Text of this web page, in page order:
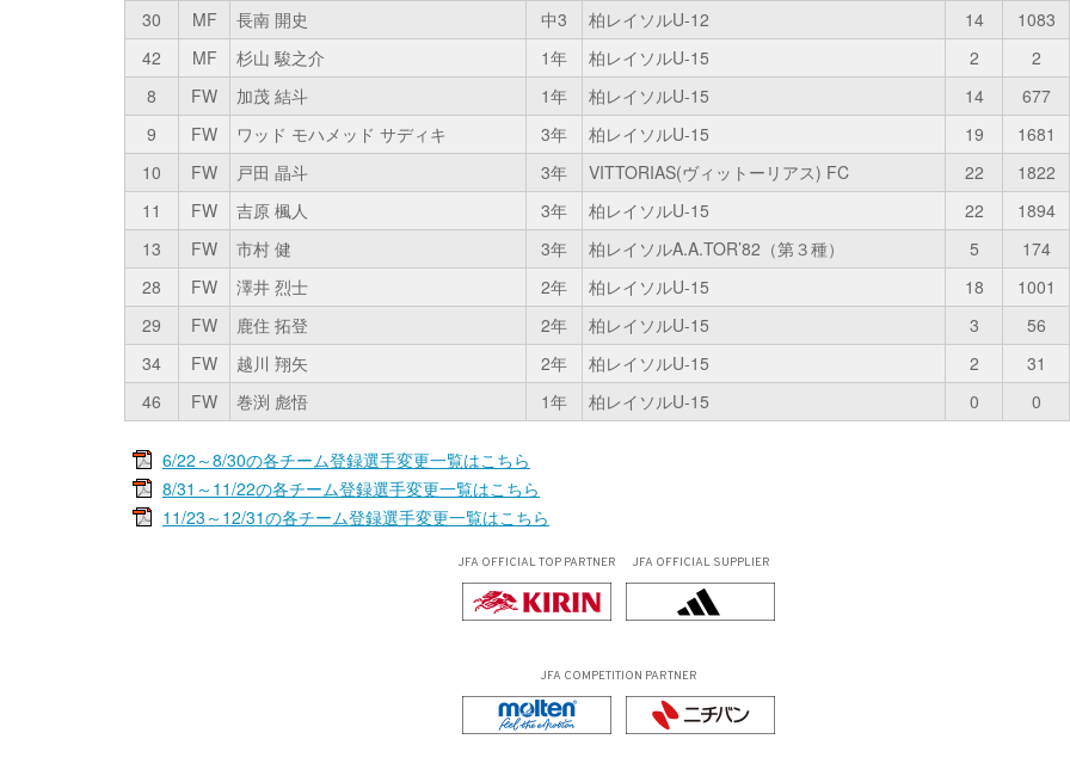
30
MF 長南 開史 中3 柏レイソルU-12 14 1083
42
MF 杉山 駿之介 1年 柏レイソルU-15 2 2
8
FW 加茂 結斗 1年 柏レイソルU-15 14 677
9
FW ワッド モハメッド サディキ 3年 柏レイソルU-15 19 1681
10
FW 戸田 晶斗 3年 VITTORIAS(ヴィットーリアス) FC 22 1822
11
FW 吉原 楓人 3年 柏レイソルU-15 22 1894
13
FW 市村 健 3年 柏レイソルA.A.TOR’82（第３種） 5 174
28
FW 澤井 烈士 2年 柏レイソルU-15 18 1001
29
FW 鹿住 拓登 2年 柏レイソルU-15 3 56
34
FW 越川 翔矢 2年 柏レイソルU-15 2 31
46
FW 巻渕 彪悟 1年 柏レイソルU-15 0 0
6/22～8/30の各チーム登録選手変更一覧はこちら
8/31～11/22の各チーム登録選手変更一覧はこちら
11/23～12/31の各チーム登録選手変更一覧はこちら
JFA OFFICIALTOP PARTNER JFA OFFICIAL SUPPLIER
JFA COMPETITION PARTNER